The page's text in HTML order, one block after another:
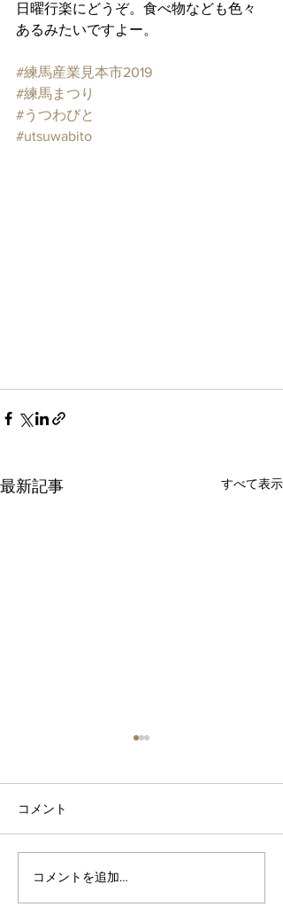
日曜行楽にどうぞ。食べ物なども色々
あるみたいですよー。
#練馬産業見本市2019
#練馬まつり
#うつわびと
#utsuwabito
最新記事 すべて表示
ヘス&あかね夫妻 ２人展
コメント
コメントを追加…